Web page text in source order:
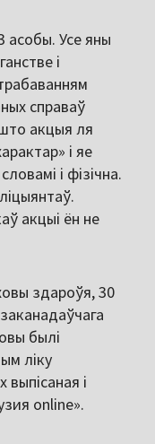
асобы. Усе яны
і
справаў
акцыя ля
і яе
і фізічна.
акцыі ён не
здароўя, 30
былі
ліку
выпісаная і
online».